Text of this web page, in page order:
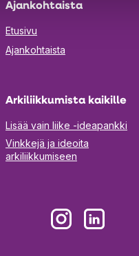
Ajankohtaista
Etusivu
Ajankohtaista
Arkiliikkumista kaikille
Lisää vain liike -ideapankki
Vinkkejä ja ideoita
arkiliikkumiseen
Aukeaa
uuteen
Aukeaa
uuteen